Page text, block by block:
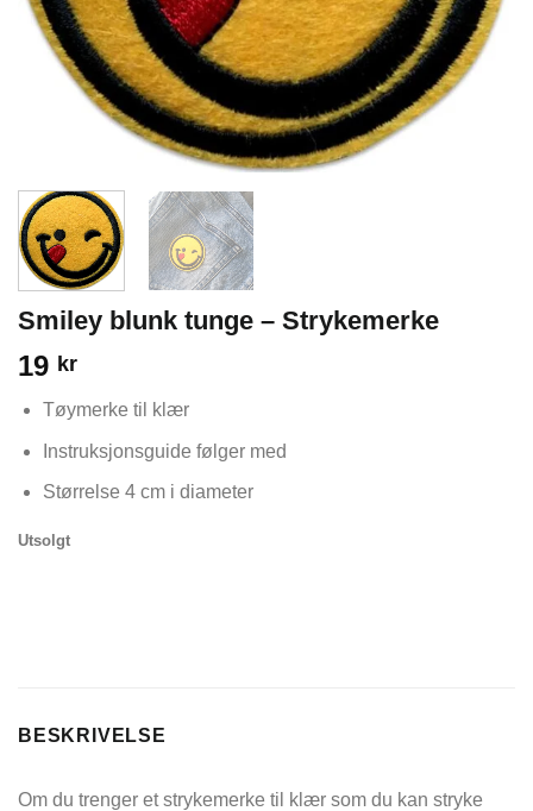
Smiley blunk tunge – Strykemerke
19 kr
Tøymerke til klær
Instruksjonsguide følger med
Størrelse 4 cm i diameter
Utsolgt
BESKRIVELSE
Om du trenger et strykemerke til klær som du kan stryke